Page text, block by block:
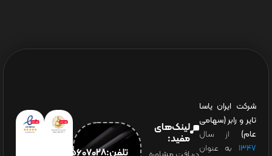
شرکت ایران یاسا
تایر و رابر (سهامی
عام) از سال
۱۳۴۷ به عنوان
لینک‌های
مفید:
تلفن:65607028(021)